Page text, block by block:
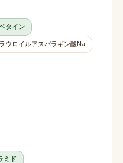
タイン
ラウロイルアスパラギン酸Na
ミド